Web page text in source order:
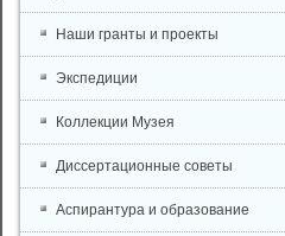
Наши гранты и проекты
Экспедиции
Коллекции Музея
Диссертационные советы
Аспирантура и образование